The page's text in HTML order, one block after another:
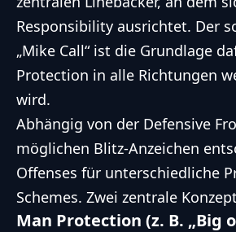
Responsibility ausrichtet. Der
„Mike Call“ ist die Grundlage
Protection in alle Richtungen
wird.
Abhängig von der Defensive
möglichen Blitz-Anzeichen
Offenses für unterschiedliche
Schemes. Zwei zentrale
Man Protection (z. B. „Big